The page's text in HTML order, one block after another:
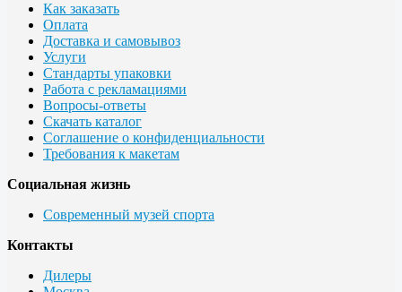
Как заказать
Оплата
Доставка и самовывоз
Услуги
Стандарты упаковки
Работа с рекламациями
Вопросы-ответы
Скачать каталог
Соглашение о конфиденциальности
Требования к макетам
Социальная жизнь
Современный музей спорта
Контакты
Дилеры